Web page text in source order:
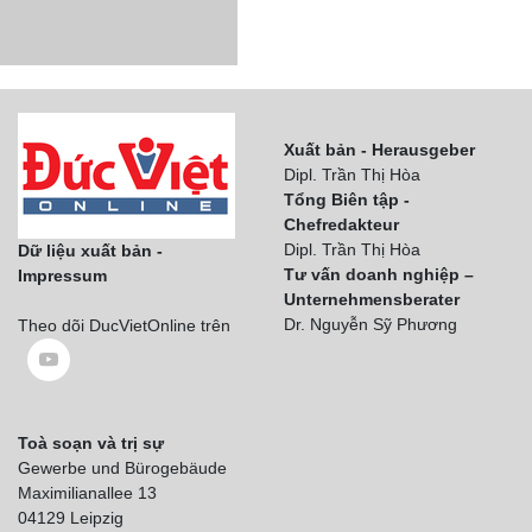
Dữ liệu xuất bản -
Impressum
Theo dõi DucVietOnline trên
Xuất bản - Herausgeber
Dipl. Trần Thị Hòa
Tổng Biên tập -
Chefredakteur
Dipl. Trần Thị Hòa
Tư vấn doanh nghiệp –
Unternehmensberater
Dr. Nguyễn Sỹ Phương
Toà soạn và trị sự
Gewerbe und Bürogebäude
Maximilianallee 13
04129 Leipzig